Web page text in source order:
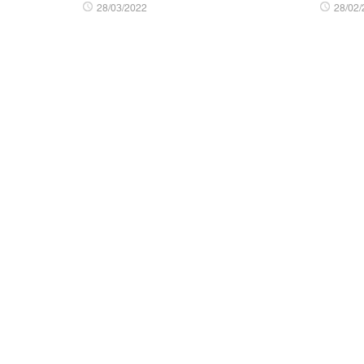
28/03/2022 28/